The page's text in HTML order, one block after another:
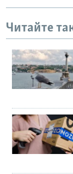
Читайте